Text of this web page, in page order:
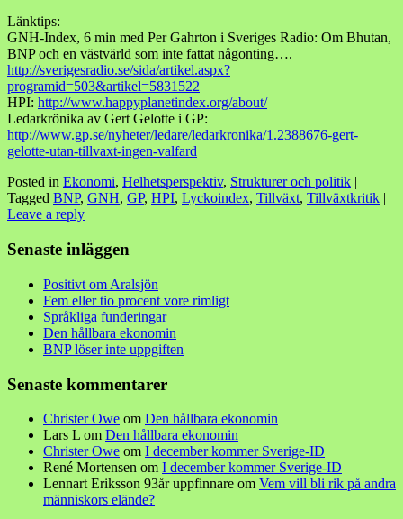
Länktips:
GNH-Index, 6 min med Per Gahrton i Sveriges Radio: Om Bhutan,
BNP och en västvärld som inte fattat någonting….
http://sverigesradio.se/sida/artikel.aspx?
programid=503&artikel=5831522
HPI: http://www.happyplanetindex.org/about/
Ledarkrönika av Gert Gelotte i GP:
http://www.gp.se/nyheter/ledare/ledarkronika/1.2388676-gert-
gelotte-utan-tillvaxt-ingen-valfard
Posted in Ekonomi, Helhetsperspektiv, Strukturer och politik |
Tagged BNP, GNH, GP, HPI, Lyckoindex, Tillväxt, Tillväxtkritik |
Leave a reply
Senaste inläggen
Positivt om Aralsjön
Fem eller tio procent vore rimligt
Språkliga funderingar
Den hållbara ekonomin
BNP löser inte uppgiften
Senaste kommentarer
Christer Owe om Den hållbara ekonomin
Lars L om Den hållbara ekonomin
Christer Owe om I december kommer Sverige-ID
René Mortensen om I december kommer Sverige-ID
Lennart Eriksson 93år uppfinnare om Vem vill bli rik på andra
människors elände?